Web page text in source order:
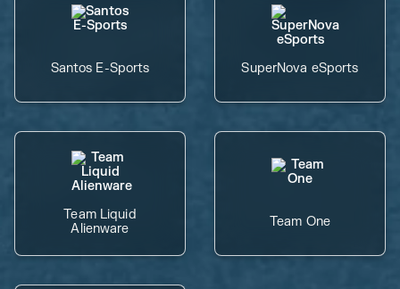
Santos E-Sports SuperNova eSports
Team Liquid
Alienware
Team One